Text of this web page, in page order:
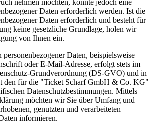
nehmen möchten, könnte jedoch eine
Daten erforderlich werden. Ist die
Daten erforderlich und besteht für
keine gesetzliche Grundlage, holen wir
von Ihnen ein.
Daten, beispielsweise
oder E-Mail-Adresse, erfolgt stets im
Grundverordnung (DS-GVO) und in
den für die "Ticket Scharf GmbH & Co. KG"
Datenschutzbestimmungen. Mittels
möchten wir Sie über Umfang und
genutzten und verarbeiteten
informieren.